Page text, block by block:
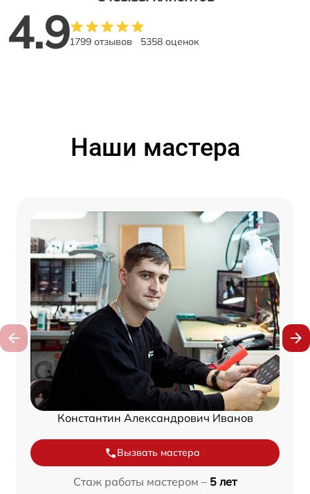
4.91799 отзывов 5358 оценок
Наши мастера
Константин Александрович Иванов
Вызвать мастера
Стаж работы мастером – 5 лет